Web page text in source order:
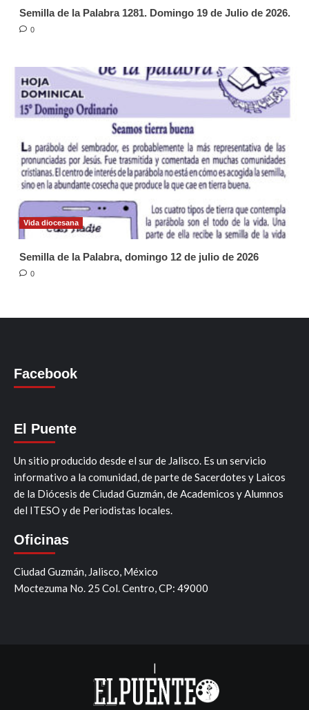
Semilla de la Palabra 1281. Domingo 19 de Julio de 2026.
0
Vida diocesana
Semilla de la Palabra, domingo 12 de julio de 2026
0
Facebook
El Puente
Un sitio producido desde el sur de Jalisco. Es un servicio
informativo a la comunidad, de parte de Sacerdotes y Laicos
de la Diócesis de Ciudad Guzmán, de Academicos y Alumnos
del ITESO y de Periodistas locales.
Oficinas
Ciudad Guzmán, Jalisco, México
Moctezuma No. 25 Col. Centro, CP: 49000
|